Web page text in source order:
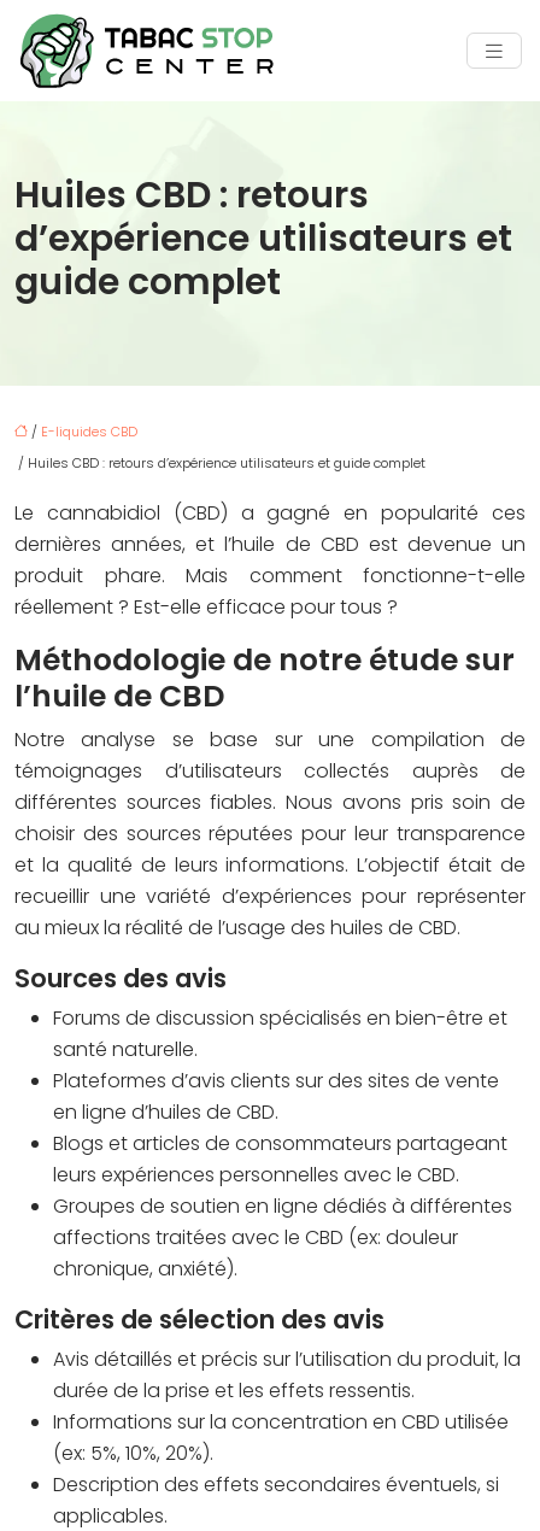
Huiles CBD : retours
d’expérience utilisateurs et
guide complet
/ E-liquides CBD
/ Huiles CBD : retours d’expérience utilisateurs et guide complet
Le cannabidiol (CBD) a gagné en popularité ces
dernières années, et l’huile de CBD est devenue un
produit phare. Mais comment fonctionne-t-elle
réellement ? Est-elle efficace pour tous ?
Méthodologie de notre étude sur
l’huile de CBD
Notre analyse se base sur une compilation de
témoignages d’utilisateurs collectés auprès de
différentes sources fiables. Nous avons pris soin de
choisir des sources réputées pour leur transparence
et la qualité de leurs informations. L’objectif était de
recueillir une variété d’expériences pour représenter
au mieux la réalité de l’usage des huiles de CBD.
Sources des avis
Forums de discussion spécialisés en bien-être et
santé naturelle.
Plateformes d’avis clients sur des sites de vente
en ligne d’huiles de CBD.
Blogs et articles de consommateurs partageant
leurs expériences personnelles avec le CBD.
Groupes de soutien en ligne dédiés à différentes
affections traitées avec le CBD (ex: douleur
chronique, anxiété).
Critères de sélection des avis
Avis détaillés et précis sur l’utilisation du produit, la
durée de la prise et les effets ressentis.
Informations sur la concentration en CBD utilisée
(ex: 5%, 10%, 20%).
Description des effets secondaires éventuels, si
applicables.